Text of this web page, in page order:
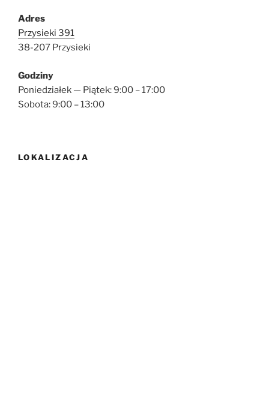
Adres
Przysieki 391
38-207 Przysieki
Godziny
Poniedziałek — Piątek: 9:00 – 17:00
Sobota: 9:00 – 13:00
LOKALIZACJA